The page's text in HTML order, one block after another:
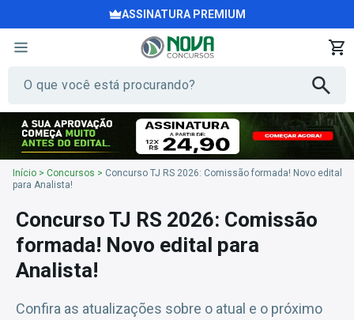
ASSINATURA PREMIUM
Início > Concursos > Concurso TJ RS 2026: Comissão formada! Novo edital
para Analista!
Concurso TJ RS 2026: Comissão
formada! Novo edital para
Analista!
Confira as atualizações sobre o atual e o próximo